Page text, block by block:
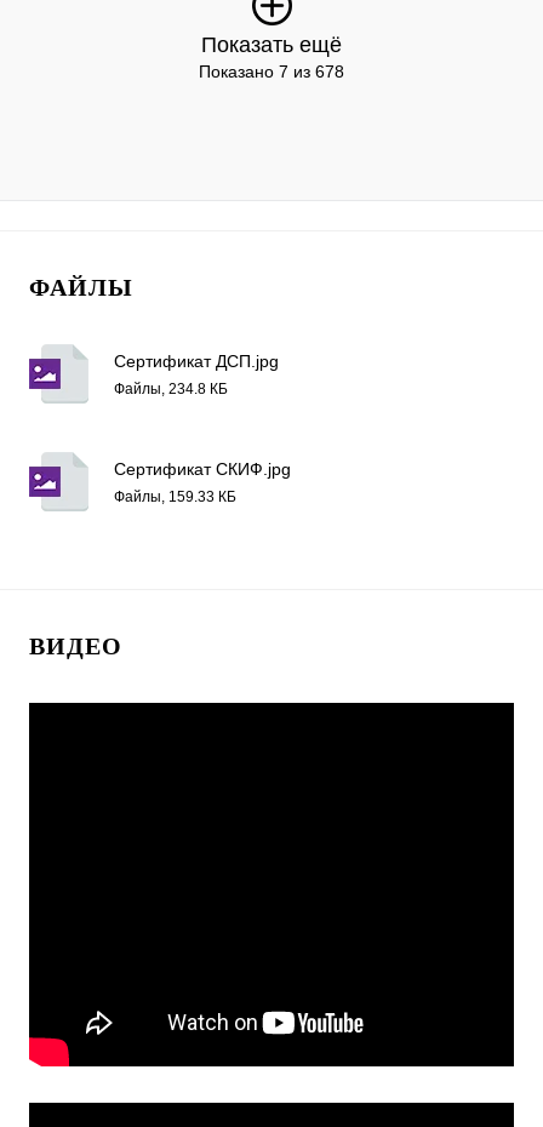
Показать ещё
Показано 7 из 678
ФАЙЛЫ
Сертификат ДСП.jpg
Файлы, 234.8 КБ
Сертификат СКИФ.jpg
Файлы, 159.33 КБ
ВИДЕО